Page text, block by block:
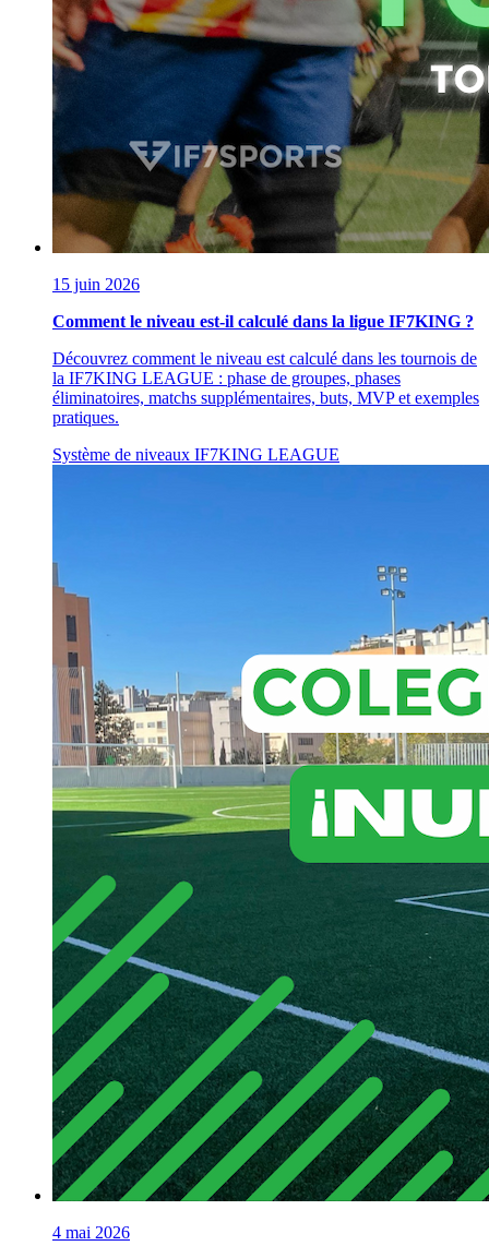
15 juin 2026
Comment le niveau est-il calculé dans la ligue IF7KING ?
Découvrez comment le niveau est calculé dans les tournois de
la IF7KING LEAGUE : phase de groupes, phases
éliminatoires, matchs supplémentaires, buts, MVP et exemples
pratiques.
Système de niveaux IF7KING LEAGUE
4 mai 2026